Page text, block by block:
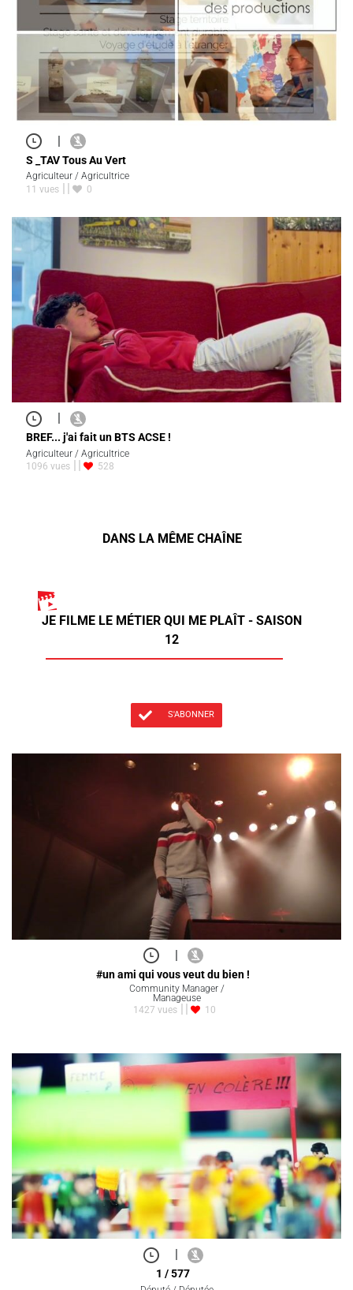
|
S _TAV Tous Au Vert
Agriculteur / Agricultrice
11 vues
0
|
BREF... j'ai fait un BTS ACSE !
Agriculteur / Agricultrice
1096 vues
528
DANS LA MÊME CHAÎNE
JE FILME LE MÉTIER QUI ME PLAÎT - SAISON
12
S'ABONNER
|
#un ami qui vous veut du bien !
Community Manager /
Manageuse
1427 vues
10
|
1 / 577